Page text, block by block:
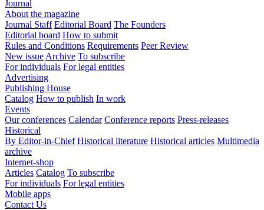
Journal
About the magazine
Journal Staff Editorial Board The Founders
Editorial board How to submit
Rules and Conditions Requirements Peer Review
New issue Archive To subscribe
For individuals For legal entities
Advertising
Publishing House
Catalog How to publish In work
Events
Our conferences Calendar Conference reports Press-releases
Historical
By Editor-in-Chief Historical literature Historical articles Multimedia
archive
Internet-shop
Articles Catalog To subscribe
For individuals For legal entities
Mobile apps
Contact Us